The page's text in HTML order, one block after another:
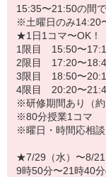
当社では「講師フォ
取り組みを共有し、
ベントを行い、より
努めています。
15:35〜21:50の間
※土曜日のみ14:20
★1日1コマ〜OK！
1限目 15:50〜
2限目 17:20〜
3限目 18:50〜
4限目 20:20〜
※研修期間あり（約
※80分授業1コマ
※曜日・時間応相談
★7/29（水）〜8/21
9時50分〜21時40